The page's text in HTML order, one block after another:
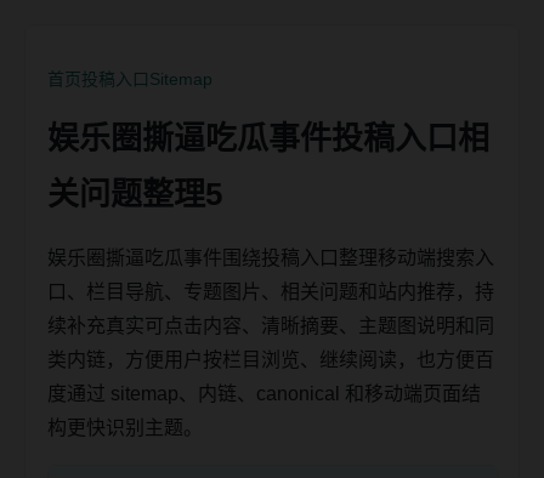
首页投稿入口Sitemap
娱乐圈撕逼吃瓜事件投稿入口相
关问题整理5
娱乐圈撕逼吃瓜事件围绕投稿入口整理移动端搜索入
口、栏目导航、专题图片、相关问题和站内推荐，持
续补充真实可点击内容、清晰摘要、主题图说明和同
类内链，方便用户按栏目浏览、继续阅读，也方便百
度通过 sitemap、内链、canonical 和移动端页面结
构更快识别主题。